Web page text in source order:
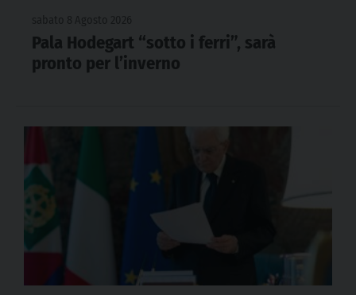
Pala Hodegart “sotto i ferri”, sarà
pronto per l’inverno